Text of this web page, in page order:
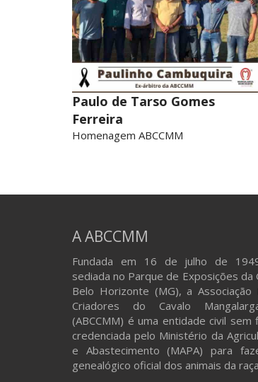
Paulo de Tarso Gomes
Ferreira
Homenagem ABCCMM
A ABCCMM
Fundada em 16 de julho de
sediada no Parque de Exposições da
Belo Horizonte (MG), a Associação
Criadores do Cavalo
(ABCCMM) é uma entidade civil sem
credenciada pelo Ministério da
e Abastecimento (MAPA) para
genealógico oficial dos animais da